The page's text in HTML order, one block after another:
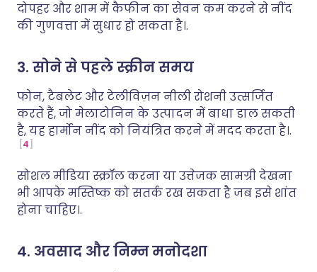
दोपहर और शाम में कैफीन का सेवन कम करने से नींद
की गुणवत्ता में सुधार हो सकता है।.
3. सोने से पहले स्क्रीन समय
फोन, टैबलेट और टेलीविज़न नीली रोशनी उत्सर्जित
करते हैं, जो मेलाटोनिन के उत्पादन में बाधा डाल सकती
है, यह हार्मोन नींद को नियंत्रित करने में मदद करता है।.
4
सोशल मीडिया स्क्रॉल करना या उत्तेजक सामग्री देखना
भी आपके मस्तिष्क को सतर्क रख सकता है जब इसे शांत
होना चाहिए।.
4. अवसाद और निम्न मनोदशा